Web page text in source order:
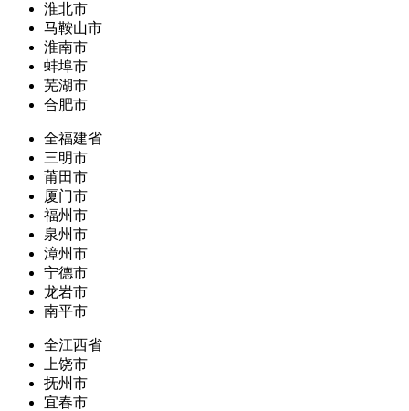
淮北市
马鞍山市
淮南市
蚌埠市
芜湖市
合肥市
全福建省
三明市
莆田市
厦门市
福州市
泉州市
漳州市
宁德市
龙岩市
南平市
全江西省
上饶市
抚州市
宜春市